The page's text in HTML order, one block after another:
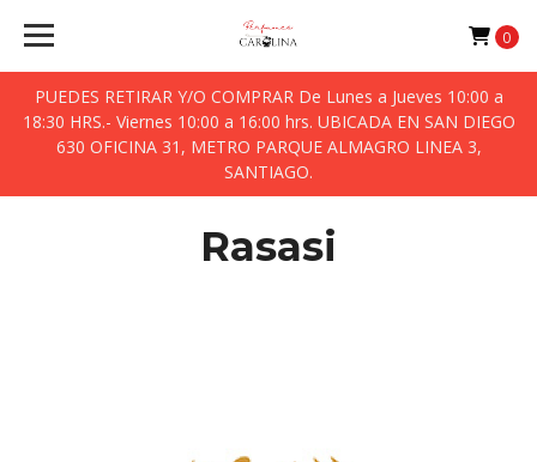
PUEDES RETIRAR Y/O COMPRAR De Lunes a Jueves 10:00 a
18:30 HRS.- Viernes 10:00 a 16:00 hrs. UBICADA EN SAN DIEGO
630 OFICINA 31, METRO PARQUE ALMAGRO LINEA 3,
SANTIAGO.
0
Rasasi